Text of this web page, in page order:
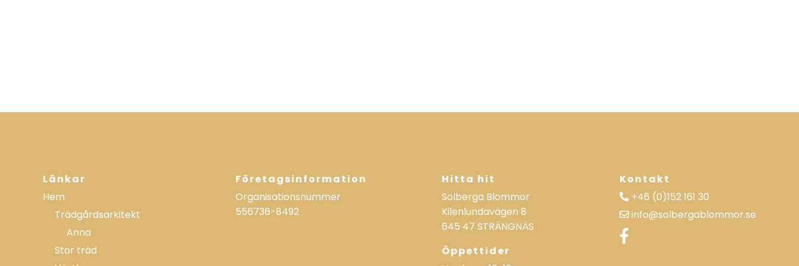
Länkar
Hem
Trädgårdsarkitekt
Anna
Stor träd
Företagsinformation
Organisationsnummer
556736-8492
Hitta hit
Solberga Blommor
Kilenlundavägen 8
645 47 STRÄNGNÄS
Öppettider
Kontakt
+46 (0)152 161 30
info@solbergablommor.se